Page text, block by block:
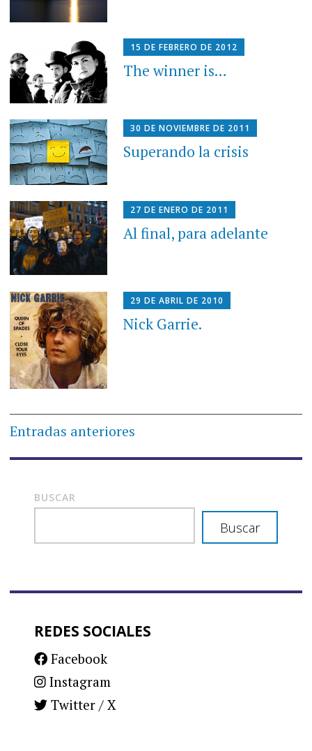
15 DE FEBRERO DE 2012
The winner is…
30 DE NOVIEMBRE DE 2011
Superando la crisis
27 DE ENERO DE 2011
Al final, para adelante
29 DE ABRIL DE 2010
Nick Garrie.
Navegación
de
Entradas anteriores
BUSCAR
Buscar
REDES SOCIALES
Facebook
Instagram
Twitter / X